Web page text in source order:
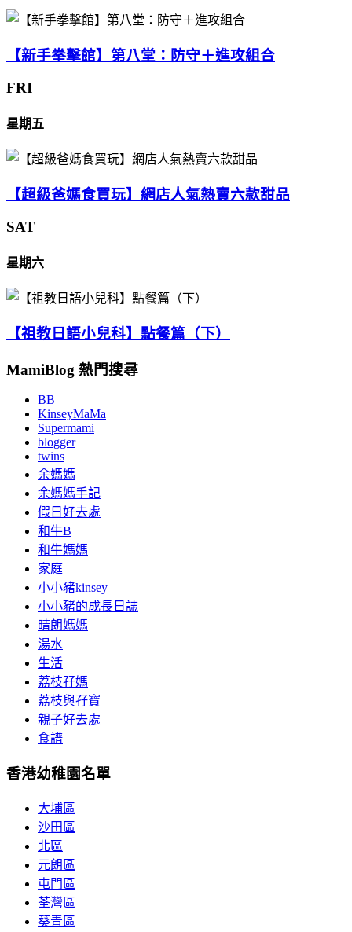
【新手拳擊館】第八堂：防守＋進攻組合
FRI
星期五
【超級爸媽食買玩】網店人氣熱賣六款甜品
SAT
星期六
【祖教日語小兒科】點餐篇（下）
MamiBlog 熱門搜尋
BB
KinseyMaMa
Supermami
blogger
twins
余媽媽
余媽媽手記
假日好去處
和牛B
和牛媽媽
家庭
小小豬kinsey
小小豬的成長日誌
晴朗媽媽
湯水
生活
荔枝孖媽
荔枝與孖寶
親子好去處
食譜
香港幼稚園名單
大埔區
沙田區
北區
元朗區
屯門區
荃灣區
葵青區